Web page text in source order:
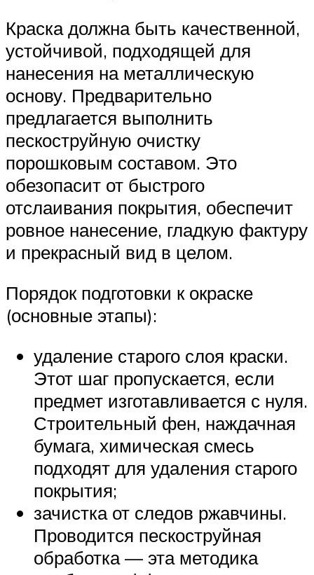
Краска должна быть качественной,
устойчивой, подходящей для
нанесения на металлическую
основу. Предварительно
предлагается выполнить
пескоструйную очистку
порошковым составом. Это
обезопасит от быстрого
отслаивания покрытия, обеспечит
ровное нанесение, гладкую фактуру
и прекрасный вид в целом.
Порядок подготовки к окраске
(основные этапы):
удаление старого слоя краски.
Этот шаг пропускается, если
предмет изготавливается с нуля.
Строительный фен, наждачная
бумага, химическая смесь
подходят для удаления старого
покрытия;
зачистка от следов ржавчины.
Проводится пескоструйная
обработка — эта методика